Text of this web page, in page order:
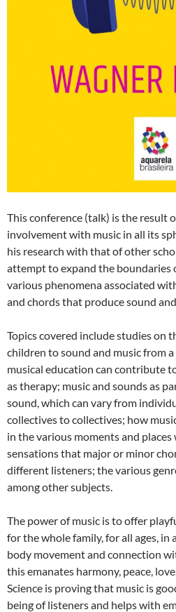
This conference (talk) is the result
involvement with music in all its
his research with that of other
attempt to expand the boundaries
various phenomena associated
and chords that produce sound
Topics covered include studies on
children to sound and music from
musical education can contribute
as therapy; music and sounds as
sound, which can vary from
collectives to collectives; how
in the various moments and
sensations that major or minor
different listeners; the various
among other subjects.
The power of music is to offer
for the whole family, for all ages,
body movement and connection
this emanates harmony, peace,
Science is proving that music is
being of listeners and helps with